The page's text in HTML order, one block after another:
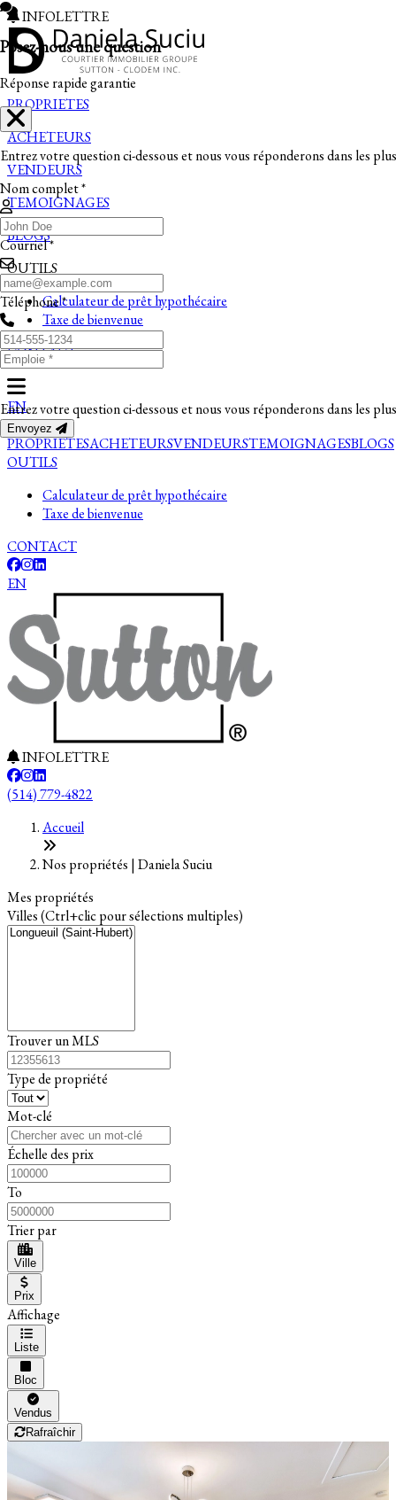
INFOLETTRE
PROPRIETES
ACHETEURS
VENDEURS
TEMOIGNAGES
BLOGS
OUTILS
Calculateur de prêt hypothécaire
Taxe de bienvenue
CONTACT
EN
PROPRIETESACHETEURSVENDEURSTEMOIGNAGESBLOGS
OUTILS
Calculateur de prêt hypothécaire
Taxe de bienvenue
CONTACT
EN
INFOLETTRE
(514) 779-4822
+
−
Accueil
Nos propriétés | Daniela Suciu
Mes propriétés
Villes (Ctrl+clic pour sélections multiples)
Trouver un MLS
Type de propriété
Mot-clé
Échelle des prix
To
Trier par
Ville
Prix
Affichage
Liste
Bloc
Vendus
Rafraîchir
Posez-nous une question
Réponse rapide garantie
Entrez votre question ci-dessous et nous vous réponderons dans les
Nom complet *
Courriel *
Téléphone *
Entrez votre question ci-dessous et nous vous réponderons dans les
Envoyez